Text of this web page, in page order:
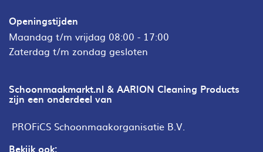
Openingstijden
Maandag t/m vrijdag 08:00 - 17:00
Zaterdag t/m zondag gesloten
Schoonmaakmarkt.nl & AARION Cleaning Products
zijn een onderdeel van
PROFiCS Schoonmaakorganisatie B.V.
Bekijk ook: